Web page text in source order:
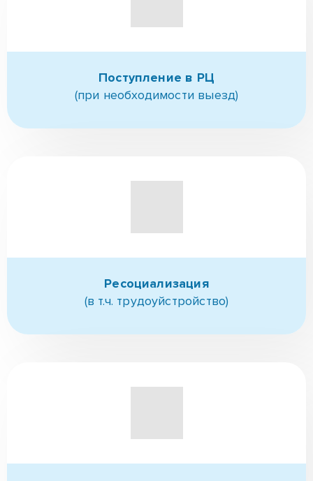
Поступление в РЦ
(при необходимости выезд)
Ресоциализация
(в т.ч. трудоуйстройство)